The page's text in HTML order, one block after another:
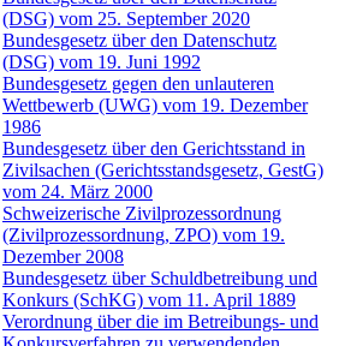
(DSG) vom 25. September 2020
Bundesgesetz über den Datenschutz
(DSG) vom 19. Juni 1992
Bundesgesetz gegen den unlauteren
Wettbewerb (UWG) vom 19. Dezember
1986
Bundesgesetz über den Gerichtsstand in
Zivilsachen (Gerichtsstandsgesetz, GestG)
vom 24. März 2000
Schweizerische Zivilprozessordnung
(Zivilprozessordnung, ZPO) vom 19.
Dezember 2008
Bundesgesetz über Schuldbetreibung und
Konkurs (SchKG) vom 11. April 1889
Verordnung über die im Betreibungs- und